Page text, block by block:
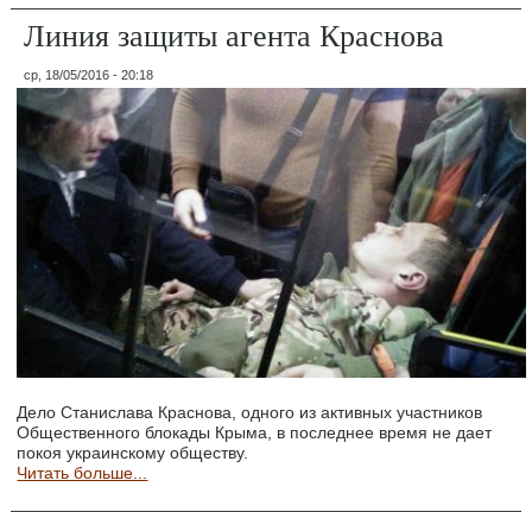
Линия защиты агента Краснова
ср, 18/05/2016 - 20:18
Дело Станислава Краснова, одного из активных участников
Общественного блокады Крыма, в последнее время не дает
покоя украинскому обществу.
Читать больше...